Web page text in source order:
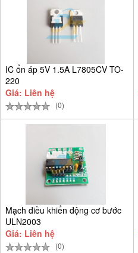
IC ổn áp 5V 1.5A L7805CV TO-
220
Giá: Liên hệ
(0)
Mạch điều khiển động cơ bước
ULN2003
Giá: Liên hệ
(0)